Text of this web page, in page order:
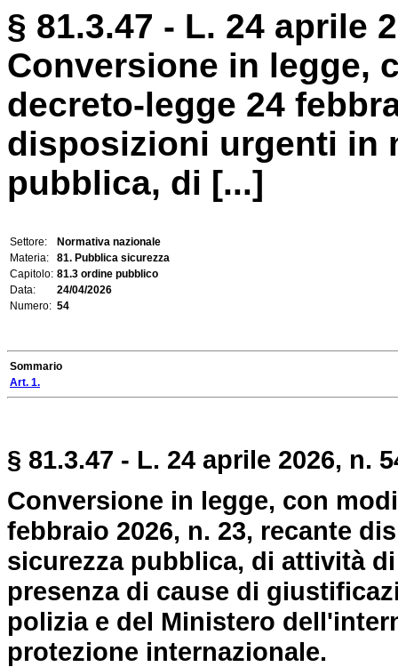
§ 81.3.47 - L. 24 aprile
Conversione in legge,
decreto-legge 24
disposizioni urgenti in
pubblica, di [...]
Settore:
Normativa nazionale
Materia:
81. Pubblica sicurezza
Capitolo: 81.3 ordine pubblico
Data:
24/04/2026
Numero: 54
Sommario
Art. 1.
§ 81.3.47 - L. 24 aprile 2026, n.
Conversione in legge, con
febbraio 2026, n. 23, recante
sicurezza pubblica, di attività
presenza di cause di
polizia e del Ministero
protezione internazionale.